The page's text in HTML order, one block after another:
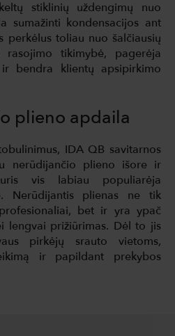
stiklinių uždengimų nuo
sumažinti kondensacijos ant
perkėlus toliau nuo šalčiausių
rasojimo tikimybė, pagerėja
bendra klientų apsipirkimo
plieno apdaila
IDA QB savitarnos
nerūdijančio plieno išore ir
vis labiau populiarėja
Nerūdijantis plienas ne tik
bet ir yra ypač
lengvai prižiūrimas. Dėl to jis
pirkėjų srauto vietoms,
ir papildant prekybos